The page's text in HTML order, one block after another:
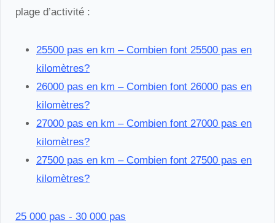
plage d’activité :
25500 pas en km – Combien font 25500 pas en
kilomètres?
26000 pas en km – Combien font 26000 pas en
kilomètres?
27000 pas en km – Combien font 27000 pas en
kilomètres?
27500 pas en km – Combien font 27500 pas en
kilomètres?
25 000 pas - 30 000 pas